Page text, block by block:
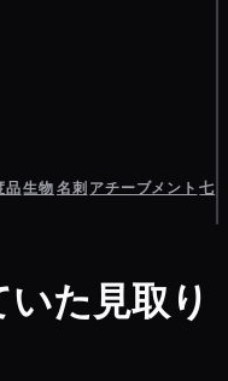
品生物名刺 アチーブメント 七
た見取り